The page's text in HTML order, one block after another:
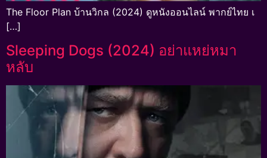
The Floor Plan บ้านวิกล (2024) ดูหนังออนไลน์ พากย์ไทย เ
[…]
Sleeping Dogs (2024) อย่าแหย่หมา
หลับ